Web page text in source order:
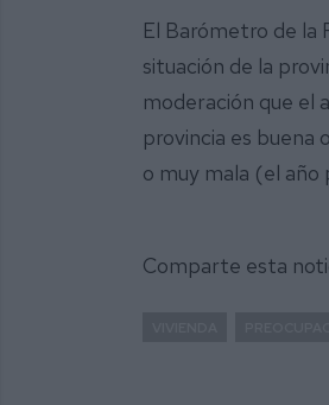
El Barómetro de la
situación de la
moderación que el
provincia es buena
o muy mala (el año
Comparte esta